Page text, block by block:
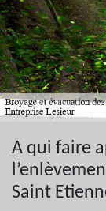
A qui faire
Saint